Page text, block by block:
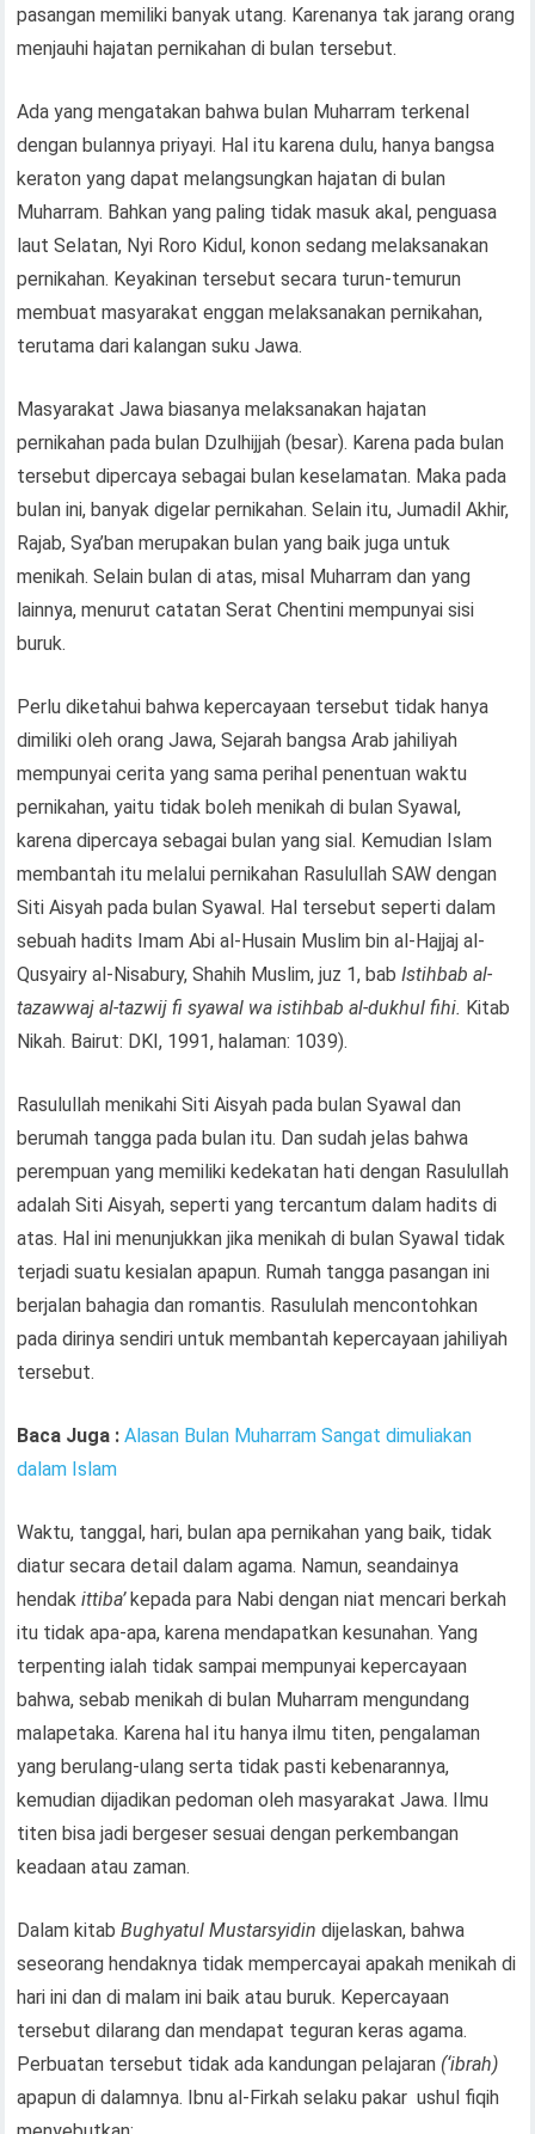
pasangan memiliki banyak utang. Karenanya tak jarang orang
menjauhi hajatan pernikahan di bulan tersebut.
Ada yang mengatakan bahwa bulan Muharram terkenal
dengan bulannya priyayi. Hal itu karena dulu, hanya bangsa
keraton yang dapat melangsungkan hajatan di bulan
Muharram. Bahkan yang paling tidak masuk akal, penguasa
laut Selatan, Nyi Roro Kidul, konon sedang melaksanakan
pernikahan. Keyakinan tersebut secara turun-temurun
membuat masyarakat enggan melaksanakan pernikahan,
terutama dari kalangan suku Jawa.
Masyarakat Jawa biasanya melaksanakan hajatan
pernikahan pada bulan Dzulhijjah (besar). Karena pada bulan
tersebut dipercaya sebagai bulan keselamatan. Maka pada
bulan ini, banyak digelar pernikahan. Selain itu, Jumadil Akhir,
Rajab, Sya’ban merupakan bulan yang baik juga untuk
menikah. Selain bulan di atas, misal Muharram dan yang
lainnya, menurut catatan Serat Chentini mempunyai sisi
buruk.
Perlu diketahui bahwa kepercayaan tersebut tidak hanya
dimiliki oleh orang Jawa, Sejarah bangsa Arab jahiliyah
mempunyai cerita yang sama perihal penentuan waktu
pernikahan, yaitu tidak boleh menikah di bulan Syawal,
karena dipercaya sebagai bulan yang sial. Kemudian Islam
membantah itu melalui pernikahan Rasulullah SAW dengan
Siti Aisyah pada bulan Syawal. Hal tersebut seperti dalam
sebuah hadits Imam Abi al-Husain Muslim bin al-Hajjaj al-
Qusyairy al-Nisabury, Shahih Muslim, juz 1, babIstihbab al-
tazawwaj al-tazwij fi syawal wa istihbab al-dukhul fihi. Kitab
Nikah. Bairut: DKI, 1991, halaman: 1039).
Rasulullah menikahi Siti Aisyah pada bulan Syawal dan
berumah tangga pada bulan itu. Dan sudah jelas bahwa
perempuan yang memiliki kedekatan hati dengan Rasulullah
adalah Siti Aisyah, seperti yang tercantum dalam hadits di
atas. Hal ini menunjukkan jika menikah di bulan Syawal tidak
terjadi suatu kesialan apapun. Rumah tangga pasangan ini
berjalan bahagia dan romantis. Rasululah mencontohkan
pada dirinya sendiri untuk membantah kepercayaan jahiliyah
tersebut.
Baca Juga : Alasan Bulan Muharram Sangat dimuliakan
dalam Islam
Waktu, tanggal, hari, bulan apa pernikahan yang baik, tidak
diatur secara detail dalam agama. Namun, seandainya
hendakittiba’kepada para Nabi dengan niat mencari berkah
itu tidak apa-apa, karena mendapatkan kesunahan. Yang
terpenting ialah tidak sampai mempunyai kepercayaan
bahwa, sebab menikah di bulan Muharram mengundang
malapetaka. Karena hal itu hanya ilmu titen, pengalaman
yang berulang-ulang serta tidak pasti kebenarannya,
kemudian dijadikan pedoman oleh masyarakat Jawa. Ilmu
titen bisa jadi bergeser sesuai dengan perkembangan
keadaan atau zaman.
Dalam kitabBughyatul Mustarsyidindijelaskan, bahwa
seseorang hendaknya tidak mempercayai apakah menikah di
hari ini dan di malam ini baik atau buruk. Kepercayaan
tersebut dilarang dan mendapat teguran keras agama.
Perbuatan tersebut tidak ada kandungan pelajaran (‘ibrah)
apapun di dalamnya. Ibnu al-Firkah selaku pakar ushul fiqih